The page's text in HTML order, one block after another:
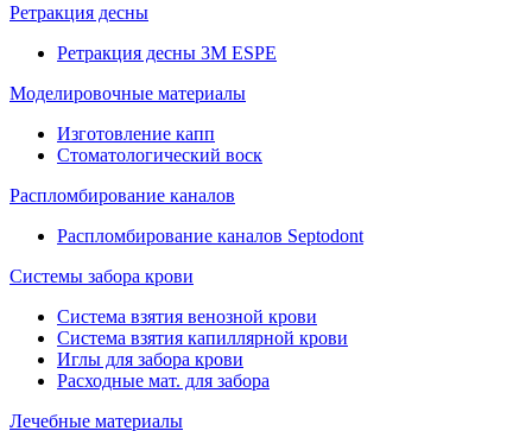
Ретракция десны
Ретракция десны 3M ESPE
Моделировочные материалы
Изготовление капп
Стоматологический воск
Распломбирование каналов
Распломбирование каналов Septodont
Системы забора крови
Система взятия венозной крови
Система взятия капиллярной крови
Иглы для забора крови
Расходные мат. для забора
Лечебные материалы